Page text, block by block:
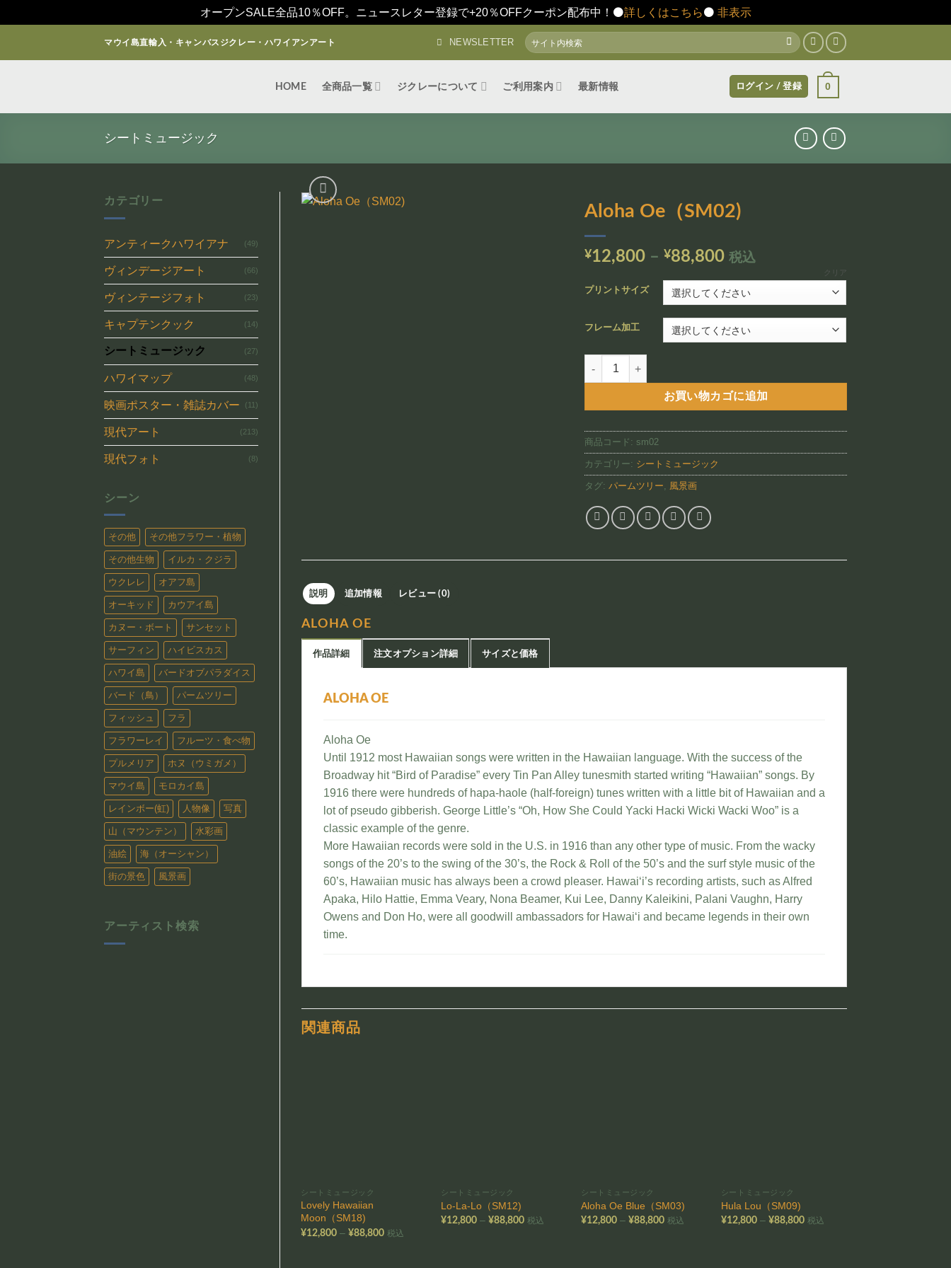
オープンSALE全品10％OFF。ニュースレター登録で+20％OFFクーポン配布中！⚫️詳しくはこちら⚫️ 非表示
マウイ島直輸入・キャンバスジクレー・ハワイアンアート NEWSLETTER
検
索
対
HOME 全商品一覧 ジクレーについて ご利用案内 最新情報 ログイン / 登録 0
シートミュージック
カテゴリー
アンティークハワイアナ (49)
ヴィンデージアート (66)
ヴィンテージフォト (23)
キャプテンクック (14)
シートミュージック (27)
ハワイマップ (48)
映画ポスター・雑誌カバー (11)
現代アート (213)
現代フォト (8)
シーン
その他 その他フラワー・植物
その他生物 イルカ・クジラ
ウクレレ オアフ島
オーキッド カウアイ島
カヌー・ボート サンセット
サーフィン ハイビスカス
ハワイ島 バードオブパラダイス
バード（鳥） パームツリー
フィッシュ フラ
フラワーレイ フルーツ・食べ物
プルメリア ホヌ（ウミガメ）
マウイ島 モロカイ島
レインボー(虹) 人物像 写真
山（マウンテン） 水彩画
油絵 海（オーシャン）
街の景色 風景画
アーティスト検索
Aloha Oe（SM02)
¥12,800 – ¥88,800価
帯:
¥12,800
–
¥88,800
税込
プリントサイズ
フレーム加工
クリア
Aloha Oe（SM02)個
お買い物カゴに追加
商品コード: sm02
カテゴリー: シートミュージック
タグ: パームツリー 風景画
説明 追加情報 レビュー (0)
ALOHA OE
作品詳細 注文オプション詳細 サイズと価格
ALOHA OE
Aloha Oe
Until 1912 most Hawaiian songs were written in the Hawaiian language. With the success of the
Broadway hit “Bird of Paradise” every Tin Pan Alley tunesmith started writing “Hawaiian” songs. By
1916 there were hundreds of hapa-haole (half-foreign) tunes written with a little bit of Hawaiian and a
lot of pseudo gibberish. George Little’s “Oh, How She Could Yacki Hacki Wicki Wacki Woo” is a
classic example of the genre.
More Hawaiian records were sold in the U.S. in 1916 than any other type of music. From the wacky
songs of the 20’s to the swing of the 30’s, the Rock & Roll of the 50’s and the surf style music of the
60’s, Hawaiian music has always been a crowd pleaser. Hawai‘i’s recording artists, such as Alfred
Apaka, Hilo Hattie, Emma Veary, Nona Beamer, Kui Lee, Danny Kaleikini, Palani Vaughn, Harry
Owens and Don Ho, were all goodwill ambassadors for Hawai‘i and became legends in their own
time.
関連商品
シートミュージック
Lovely Hawaiian
Moon（SM18)
¥12,800 –¥88,800価税込
シートミュージック
Lo-La-Lo（SM12)
¥12,800 –¥88,800価税込
シートミュージック
Aloha Oe Blue（SM03)
¥12,800 –¥88,800価税込
シートミュージック
Hula Lou（SM09)
¥12,800 – ¥88,800価税込